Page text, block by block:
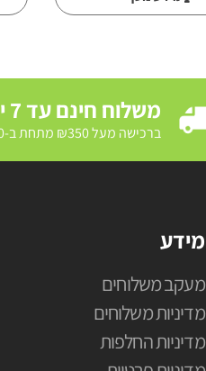
משלוח חינם עד 7 ימי עסקים
ברכישה מעל ₪350 מתחת ב-₪30 הובלת מדרכה ב₪250
מידע
מעקב משלוחים
מדיניות משלוחים
מדיניות החלפות